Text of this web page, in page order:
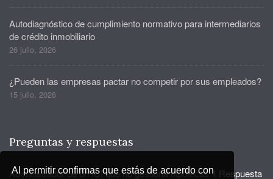
Al permitir confirmas que estás de acuerdo con
Autodiagnóstico de cumplimiento normativo para intermediarios
de crédito inmobiliario
26 julio, 2026
¿Pueden las empresas pactar no competir por sus empleados?
15 julio, 2026
Preguntas y respuestas
Administrador de un ICI que no gestiona hipotecas 1 Respuesta